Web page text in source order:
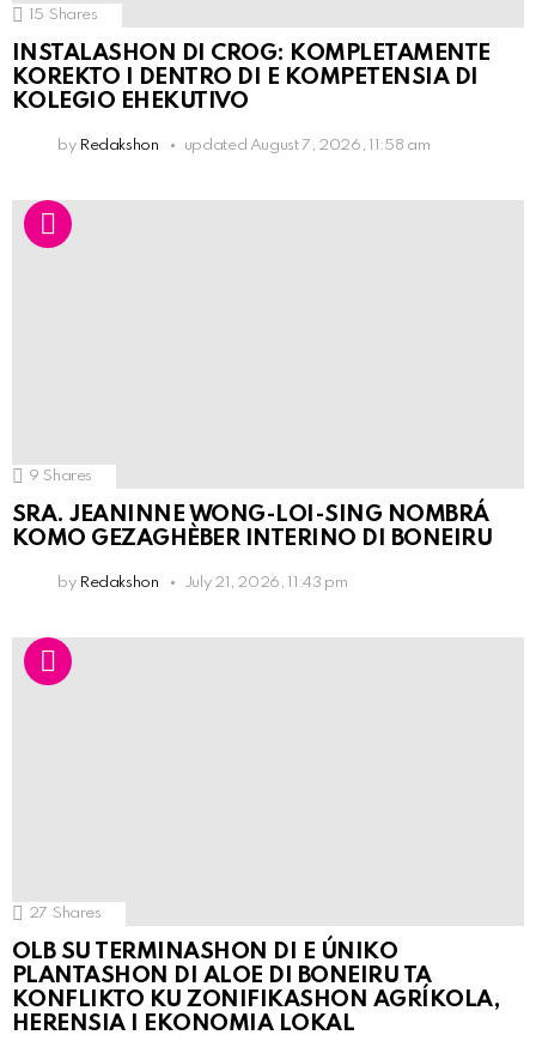
15 Shares
INSTALASHON DI CROG: KOMPLETAMENTE
KOREKTO I DENTRO DI E KOMPETENSIA DI
KOLEGIO EHEKUTIVO
by Redakshon updated August 7, 2026, 11:58 am
9 Shares
SRA. JEANINNE WONG-LOI-SING NOMBRÁ
KOMO GEZAGHÈBER INTERINO DI BONEIRU
by Redakshon July 21, 2026, 11:43 pm
27 Shares
OLB SU TERMINASHON DI E ÚNIKO
PLANTASHON DI ALOE DI BONEIRU TA
KONFLIKTO KU ZONIFIKASHON AGRÍKOLA,
HERENSIA I EKONOMIA LOKAL